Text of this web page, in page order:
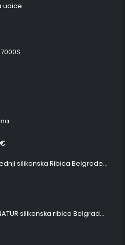
udice
€
Šetač HOLO srednji silikonska Ribica Belgrade Walker
Šetač srednji NATUR silikonska ribica Belgrade Walker